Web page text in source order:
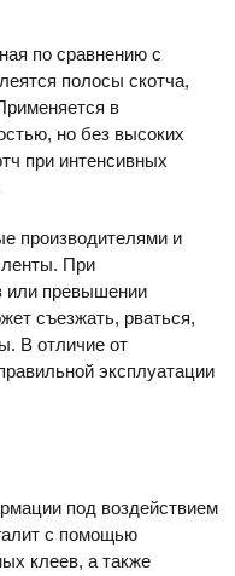
по сравнению с
полосы скотча,
в
но без высоких
при интенсивных
производителями и
При
или превышении
съезжать, рваться,
В отличие от
эксплуатации
под воздействием
с помощью
клеев, а также